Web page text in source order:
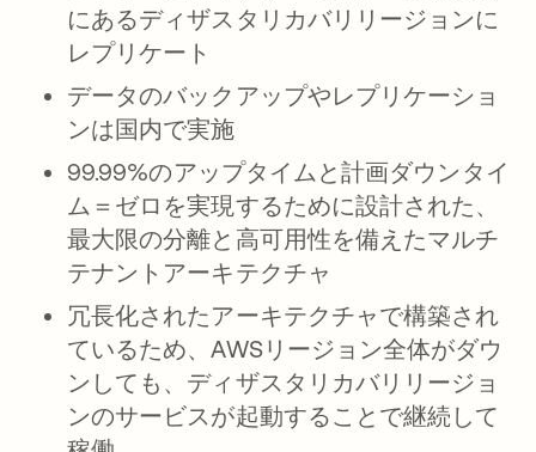
にあるディザスタリカバリリージョンに
レプリケート
データのバックアップやレプリケーショ
ンは国内で実施
99.99%のアップタイムと計画ダウンタイ
ム＝ゼロを実現するために設計された、
最大限の分離と高可用性を備えたマルチ
テナントアーキテクチャ
冗長化されたアーキテクチャで構築され
ているため、AWSリージョン全体がダウ
ンしても、ディザスタリカバリリージョ
ンのサービスが起動することで継続して